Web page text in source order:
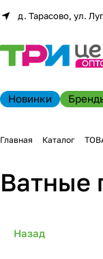
д. Тарасово, ул.
Новинки
Главная Каталог
Ватные
Назад